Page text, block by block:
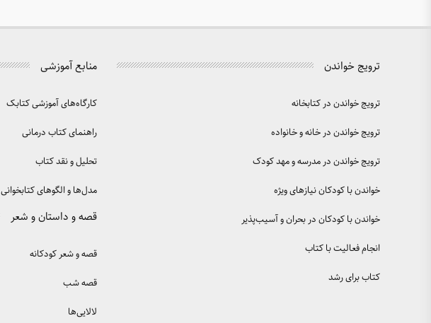
ترویج خواندن
ترویج خواندن در کتابخانه
ترویج خواندن در خانه و خانواده
ترویج خواندن در مدرسه و مهد کودک
خواندن با کودکان نیازهای ویژه
خواندن با کودکان در بحران و آسیب‌پذیر
انجام فعالیت با کتاب
کتاب برای رشد
منابع آموزشی
کارگاه‌های آموزشی کتابک
راهنمای کتاب درمانی
تحلیل و نقد کتاب
مدل‌ها و الگوهای کتابخوانی
قصه و داستان و شعر
قصه و شعر کودکانه
قصه شب
لالایی‌ها